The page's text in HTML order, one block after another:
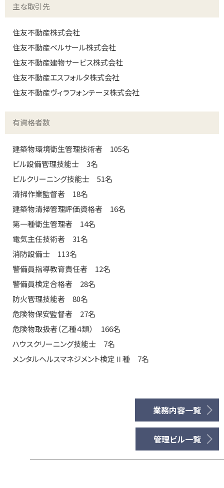
主な取引先
住友不動産株式会社
住友不動産ベルサール株式会社
住友不動産建物サービス株式会社
住友不動産エスフォルタ株式会社
住友不動産ヴィラフォンテーヌ株式会社
有資格者数
建築物環境衛生管理技術者 105名
ビル設備管理技能士 3名
ビルクリーニング技能士 51名
清掃作業監督者 18名
建築物清掃管理評価資格者 16名
第一種衛生管理者 14名
電気主任技術者 31名
消防設備士 113名
警備員指導教育責任者 12名
警備員検定合格者 28名
防火管理技能者 80名
危険物保安監督者 27名
危険物取扱者（乙種４類） 166名
ハウスクリーニング技能士 7名
メンタルヘルスマネジメント検定Ⅱ種 7名
業務内容一覧
管理ビル一覧